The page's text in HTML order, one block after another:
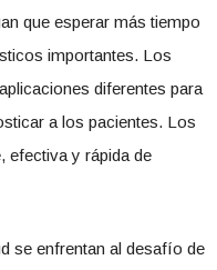
que esperar más tiempo
importantes. Los
diferentes para
a los pacientes. Los
efectiva y rápida de
se enfrentan al desafío de